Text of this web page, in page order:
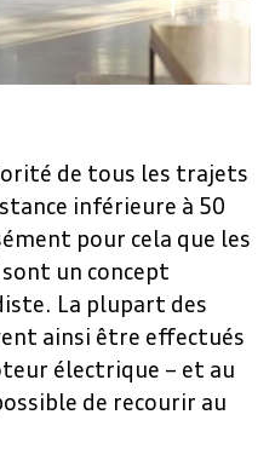
de tous les trajets
inférieure à 50
pour cela que les
un concept
La plupart des
ainsi être effectués
électrique – et au
de recourir au